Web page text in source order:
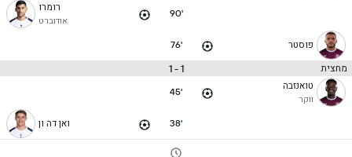
90'
רומרו
אודוברט
פוסטר 76'
מחצית 1 - 1
טואנזבה
ווקר
45'
38' ואן דה ון